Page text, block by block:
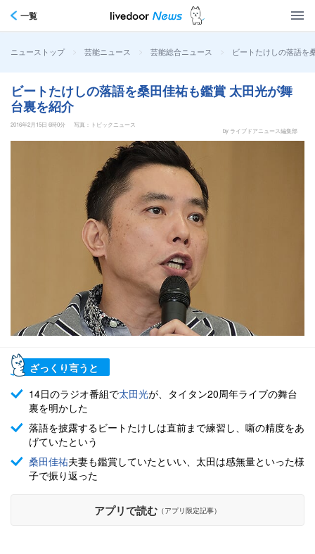
一覧
ニューストップ > 芸能ニュース > 芸能総合ニュース > ビートたけしの落語を
ビートたけしの落語を桑田佳祐も鑑賞 太田光が舞
台裏を紹介
2016年2月15日 6時0分
写真：トピックニュース
by ライブドアニュース編集部
ざっくり言うと
14日のラジオ番組で太田光が、タイタン20周年ライブの舞台
裏を明かした
落語を披露するビートたけしは直前まで練習し、噺の精度をあ
げていたという
桑田佳祐夫妻も鑑賞していたといい、太田は感無量といった様
子で振り返った
アプリで読む （アプリ限定記事）